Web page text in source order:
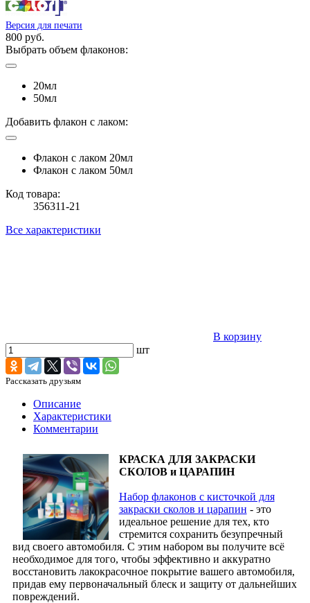
Версия для печати
800 руб.
Выбрать объем флаконов:
20мл
50мл
Добавить флакон с лаком:
Флакон с лаком 20мл
Флакон с лаком 50мл
Код товара:
356311-21
Все характеристики
В корзину
шт
Рассказать друзьям
Описание
Характеристики
Комментарии
КРАСКА ДЛЯ ЗАКРАСКИ
СКОЛОВ и ЦАРАПИН
Набор флаконов с кисточкой для
закраски сколов и царапин - это
идеальное решение для тех, кто
стремится сохранить безупречный
вид своего автомобиля. С этим набором вы получите всё
необходимое для того, чтобы эффективно и аккуратно
восстановить лакокрасочное покрытие вашего автомобиля,
придав ему первоначальный блеск и защиту от дальнейших
повреждений.